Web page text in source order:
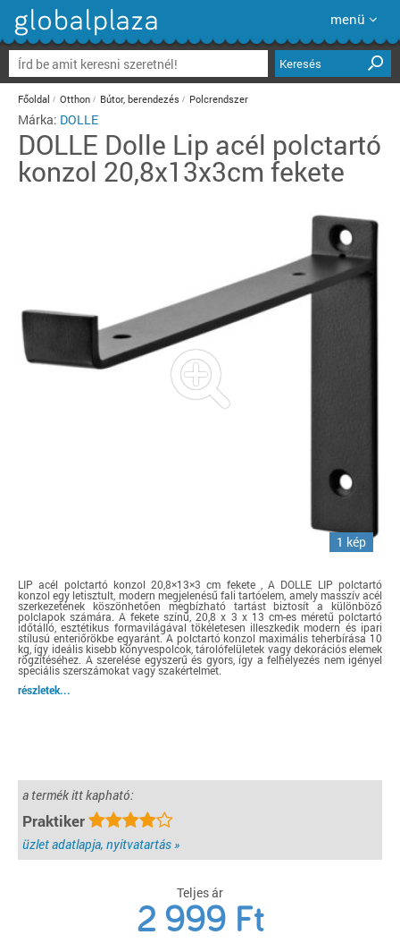
menü
Keresés
Főoldal Otthon Bútor, berendezés Polcrendszer
Márka: DOLLE
DOLLE Dolle Lip acél polctartó
konzol 20,8x13x3cm fekete
1 kép
LIP acél polctartó konzol 20,8×13×3 cm fekete , A DOLLE LIP polctartó
konzol egy letisztult, modern megjelenésű fali tartóelem, amely masszív acél
szerkezetének köszönhetően megbízható tartást biztosít a különböző
polclapok számára. A fekete színű, 20,8 x 3 x 13 cm-es méretű polctartó
időtálló, esztétikus formavilágával tökéletesen illeszkedik modern és ipari
stílusú enteriőrökbe egyaránt. A polctartó konzol maximális teherbírása 10
kg, így ideális kisebb könyvespolcok, tárolófelületek vagy dekorációs elemek
rögzítéséhez. A szerelése egyszerű és gyors, így a felhelyezés nem igényel
speciális szerszámokat vagy szakértelmet.
részletek...
a termék itt kapható:
Praktiker
üzlet adatlapja, nyitvatartás »
Teljes ár
2 999 Ft